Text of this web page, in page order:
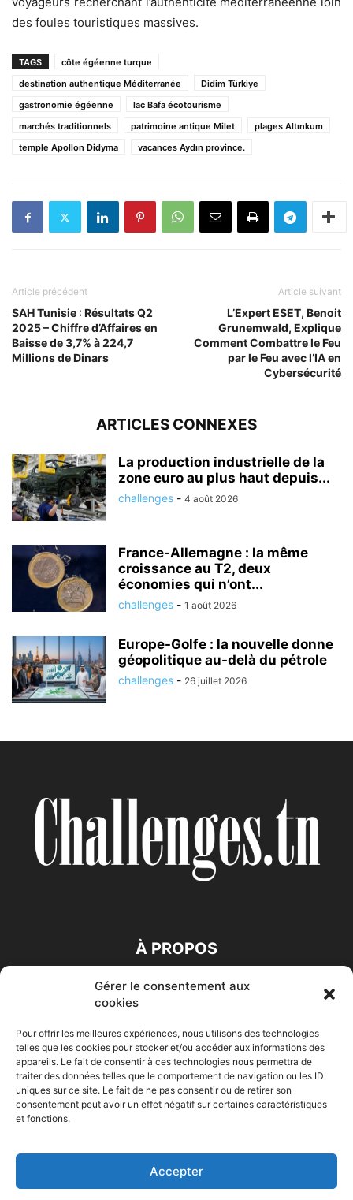
Gérer le consentement aux
cookies
Pour offrir les meilleures expériences, nous utilisons des technologies
telles que les cookies pour stocker et/ou accéder aux informations des
appareils. Le fait de consentir à ces technologies nous permettra de
traiter des données telles que le comportement de navigation ou les ID
uniques sur ce site. Le fait de ne pas consentir ou de retirer son
consentement peut avoir un effet négatif sur certaines caractéristiques
et fonctions.
Accepter
des foules touristiques massives.
TAGS
côte égéenne turque
destination authentique Méditerranée
Didim Türkiye
gastronomie égéenne
lac Bafa écotourisme
marchés traditionnels
patrimoine antique Milet
plages Altınkum
temple Apollon Didyma
vacances Aydın province.
Article précédent
SAH Tunisie : Résultats Q2
2025 – Chiffre d’Affaires en
Baisse de 3,7% à 224,7
Millions de Dinars
Article suivant
L’Expert ESET, Benoit
Grunemwald, Explique
Comment Combattre le Feu
par le Feu avec l’IA en
Cybersécurité
ARTICLES CONNEXES
La production industrielle de la
zone euro au plus haut depuis...
challenges - 4 août 2026
France-Allemagne : la même
croissance au T2, deux
économies qui n’ont...
challenges - 1 août 2026
Europe-Golfe : la nouvelle donne
géopolitique au-delà du pétrole
challenges - 26 juillet 2026
À PROPOS
SUIVEZ NOUS
Accueil Economie Entreprises Entrepreneur Afrique
HIGH-TECH Auto-Moto